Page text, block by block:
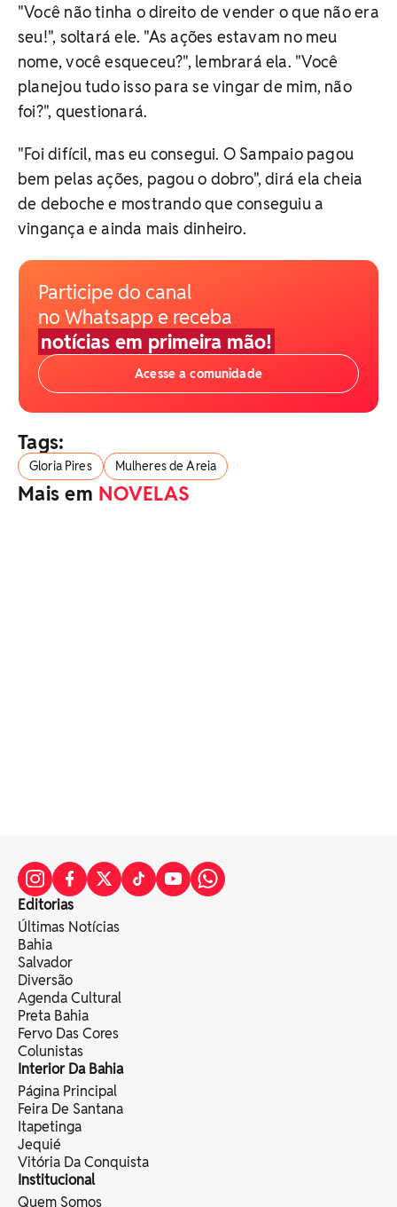
"Você não tinha o direito de vender o que não era
seu!", soltará ele. "As ações estavam no meu
nome, você esqueceu?", lembrará ela. "Você
planejou tudo isso para se vingar de mim, não
foi?", questionará.
"Foi difícil, mas eu consegui. O Sampaio pagou
bem pelas ações, pagou o dobro", dirá ela cheia
de deboche e mostrando que conseguiu a
vingança e ainda mais dinheiro.
Participe do canal
no Whatsapp e receba
notícias em primeira mão!
Acesse a comunidade
Tags:
Gloria Pires Mulheres de Areia
Mais em NOVELAS
Editorias
Últimas Notícias
Bahia
Salvador
Diversão
Agenda Cultural
Preta Bahia
Fervo Das Cores
Colunistas
Interior Da Bahia
Página Principal
Feira De Santana
Itapetinga
Jequié
Vitória Da Conquista
Institucional
Quem Somos